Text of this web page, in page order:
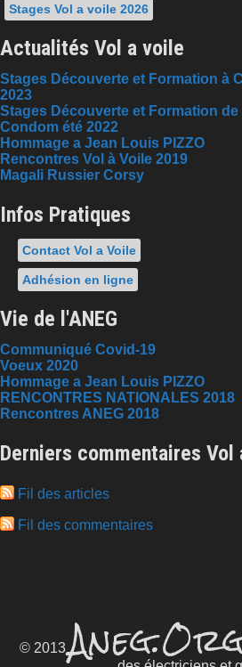
Stages Vol a voile 2026
Actualités Vol a voile
Stages Découverte et Formation à
2023
Stages Découverte et Formation
Condom été 2022
Hommage a Jean Louis PIZZO
Rencontres Vol à Voile 2019
Magali Russier Corsy
Infos Pratiques
Contact Vol a Voile
Adhésion en ligne
Vie de l'ANEG
Communiqué Covid-19
Voeux 2020
Hommage a Jean Louis PIZZO
RENCONTRES NATIONALES 2018
Rencontres ANEG 2018
Derniers commentaires Vol
Fil des articles
Fil des commentaires
© 2013